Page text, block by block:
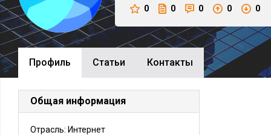
0 0 0 0 0
Профиль Cтатьи Контакты
Общая информация
Отрасль: Интернет